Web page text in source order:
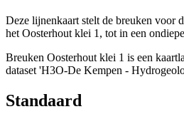
Deze lijnenkaart stelt de breuken voor
het Oosterhout klei 1, tot in een
Breuken Oosterhout klei 1 is een
dataset 'H3O-De Kempen -
Standaard